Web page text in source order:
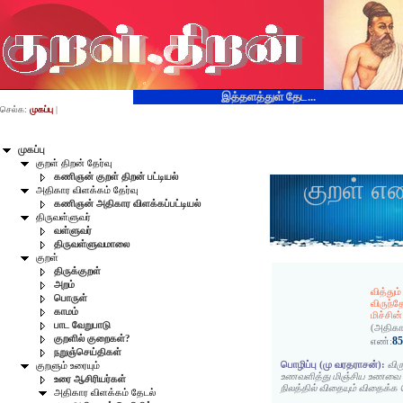
இத்தளத்துள் தேட...
முகப்பு
குறள் திறன் தேர்வு
கணிஞன் குறள் திறன் பட்டியல்
அதிகார விளக்கம் தேர்வு
கணிஞன் அதிகார விளக்கப்பட்டியல்
திருவள்ளுவர்
வள்ளுவர்
திருவள்ளுவமாலை
குறள்
திருக்குறள்
அறம்
பொருள்
காமம்
பாட வேறுபாடு
குறளில் குறைகள்?
நறுஞ்செய்திகள்
குறளும் உரையும்
உரை ஆசிரியர்கள்
அதிகார விளக்கம் தேடல்
செல்க: முகப்பு |
குறள்
எண்:85
பொழிப்பு (மு வரதராசன்):
உணவளித்து மிஞ்சிய உணவை
நிலத்தில் விதையும்